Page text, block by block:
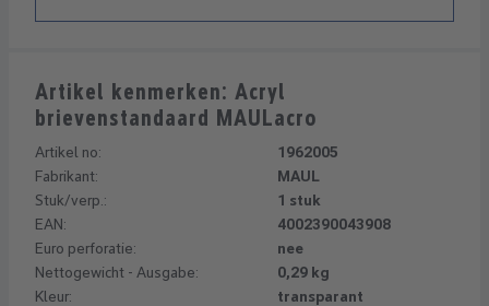
Artikel kenmerken: Acryl
brievenstandaard MAULacro
Artikel no:
1962005
Fabrikant:
MAUL
Stuk/verp.:
1 stuk
EAN:
4002390043908
Euro perforatie:
nee
Nettogewicht - Ausgabe:
0,29 kg
Kleur:
transparant